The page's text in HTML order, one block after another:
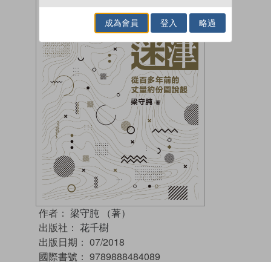
作者： 梁守肫 （著）
出版社： 花千樹
出版日期： 07/2018
國際書號： 9789888484089
成為會員 登入 略過